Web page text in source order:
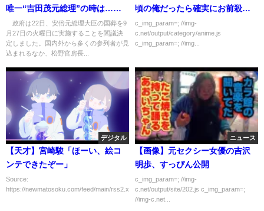
唯一“吉田茂元総理”の時は…
(2022年7月22日)
政府は22日、安倍元総理大臣の国葬を9
月27日の火曜日に実施することを閣議決
定しました。国内外から多くの参列者が見
込まれるなか、松野官房長...
頃の俺だったら確実にお前殺し
てるわ」
c_img_param=; //img-
c.net/output/category/anime.js
c_img_param=; //img...
デジタル
【天才】宮崎駿「ほーい、絵コ
ンテできたぞー」
Source:
https://newmatosoku.com/feed/main/rss2.xml...
ニュース
【画像】元セクシー女優の吉沢
明歩、すっぴん公開
c_img_param=; //img-
c.net/output/site/202.js c_img_param=;
//img-c.net...